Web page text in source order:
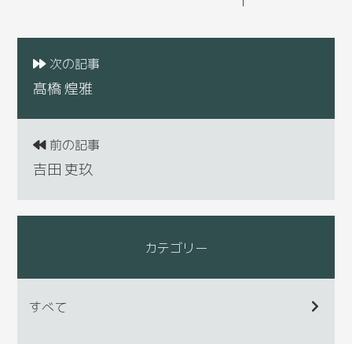
次の記事
髙橋 煌雅
前の記事
吉田 吏玖
カテゴリー
すべて